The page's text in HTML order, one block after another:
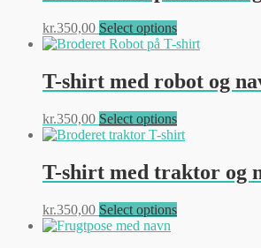
kan
vælges
varesiden
kr.350,00 Select optionsDette
vare
flere
varianter.
kan
vælges
varesiden
T-shirt med robot og
kr.350,00 Select optionsDette
vare
flere
varianter.
kan
T-shirt med traktor og
kr.350,00 Select optionsDette